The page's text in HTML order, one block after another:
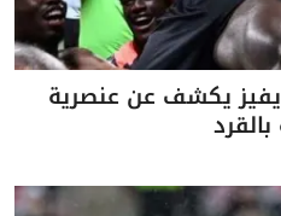
يكشف عن عنصرية